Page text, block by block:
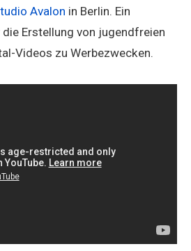
Avalon in Berlin. Ein
Erstellung von jugendfreien
Videos zu Werbezwecken.